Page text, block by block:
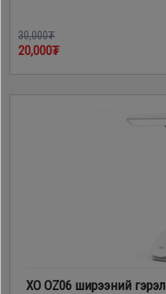
30,000₮
20,000₮
XO OZ06 ширээний гэрэл